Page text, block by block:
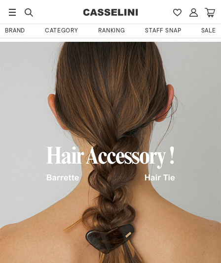
BRAND CATEGORY RANKING STAFF SNAP SALE